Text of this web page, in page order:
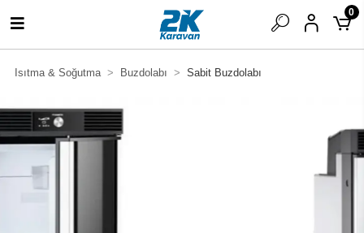
0
Isıtma & Soğutma Buzdolabı Sabit Buzdolabı